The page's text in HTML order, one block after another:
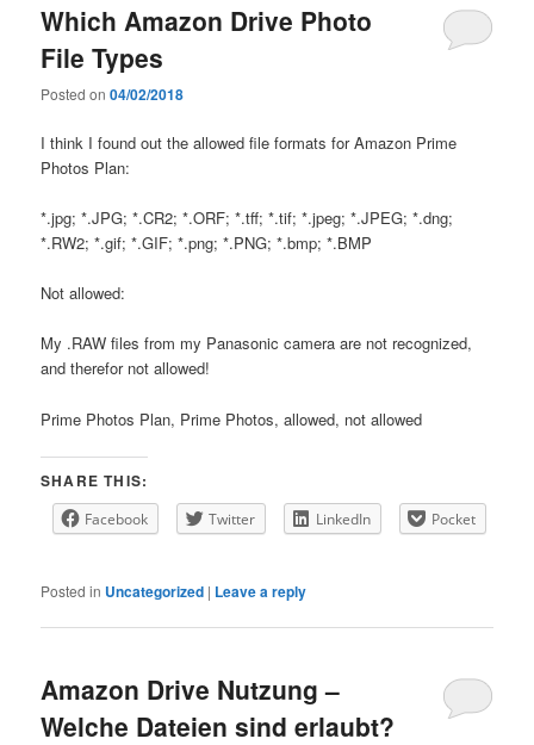
Which Amazon Drive Photo
File Types
Posted on04/02/2018
I think I found out the allowed file formats for Amazon Prime
Photos Plan:
*.jpg; *.JPG; *.CR2; *.ORF; *.tff; *.tif; *.jpeg; *.JPEG; *.dng;
*.RW2; *.gif; *.GIF; *.png; *.PNG; *.bmp; *.BMP
Not allowed:
My .RAW files from my Panasonic camera are not recognized,
and therefor not allowed!
Prime Photos Plan, Prime Photos, allowed, not allowed
SHARE THIS:
Facebook Twitter LinkedIn Pocket
Posted in Uncategorized | Leave a reply
Amazon Drive Nutzung –
Welche Dateien sind erlaubt?